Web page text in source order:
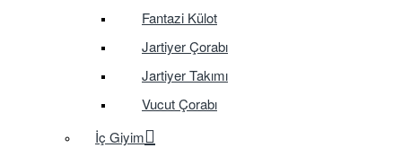
Fantazi Külot
Jartiyer Çorabı
Jartiyer Takımı
Vucut Çorabı
İç Giyim